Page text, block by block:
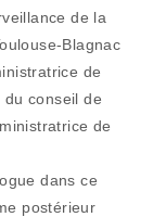
de la
Blagnac
de
conseil de
de
dans ce
postérieur